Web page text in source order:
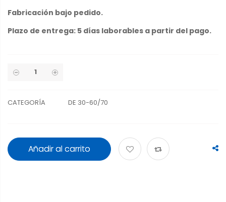
Fabricación bajo pedido.
Plazo de entrega: 5 días laborables a partir del pago.
CATEGORÍA DE 30-60/70
Añadir al carrito